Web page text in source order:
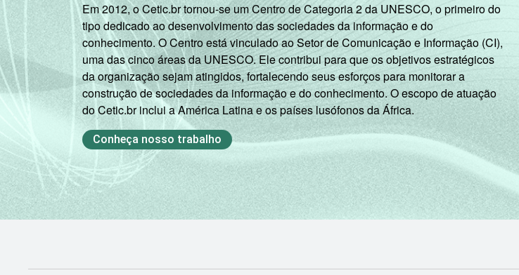
Em 2012, o Cetic.br tornou-se um Centro de Categoria 2 da UNESCO, o primeiro do
tipo dedicado ao desenvolvimento das sociedades da informação e do
conhecimento. O Centro está vinculado ao Setor de Comunicação e Informação (CI),
uma das cinco áreas da UNESCO. Ele contribui para que os objetivos estratégicos
da organização sejam atingidos, fortalecendo seus esforços para monitorar a
construção de sociedades da informação e do conhecimento. O escopo de atuação
do Cetic.br inclui a América Latina e os países lusófonos da África.
Conheça nosso trabalho